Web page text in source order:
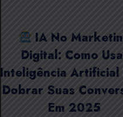
IA No
Digital: Como
Inteligência Artificial
Dobrar Suas
Em 2025